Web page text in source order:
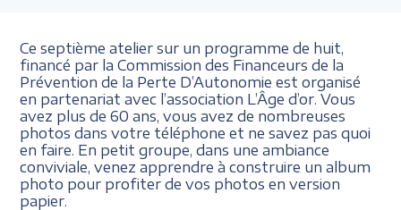
Ce septième atelier sur un programme de huit,
financé par la Commission des Financeurs de la
Prévention de la Perte D’Autonomie est organisé
en partenariat avec l’association L’Âge d’or. Vous
avez plus de 60 ans, vous avez de nombreuses
photos dans votre téléphone et ne savez pas quoi
en faire. En petit groupe, dans une ambiance
conviviale, venez apprendre à construire un album
photo pour profiter de vos photos en version
papier.